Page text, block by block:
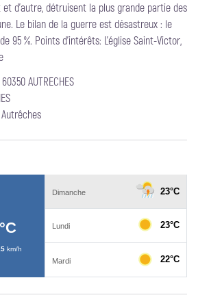
d’autre, détruisent la plus grande partie des
Le bilan de la guerre est désastreux : le
95 %. Points d'intérêts: L'église Saint-Victor,
AUTRECHES
Autrêches